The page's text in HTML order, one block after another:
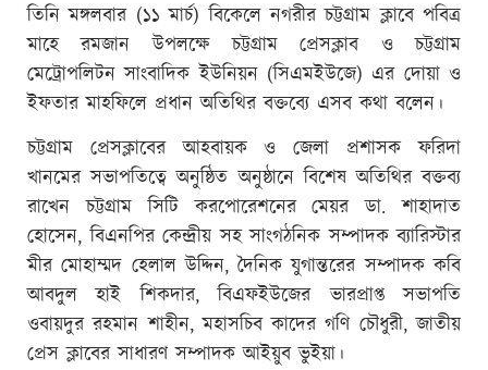
তিনি মঙ্গলবার (১১ মার্চ) বিকেলে নগরীর চট্টগ্রাম ক্লাবে পবিত্র
মাহে রমজান উপলক্ষে চট্টগ্রাম প্রেসক্লাব ও চট্টগ্রাম
মেট্রোপলিটন সাংবাদিক ইউনিয়ন (সিএমইউজে) এর দোয়া ও
ইফতার মাহফিলে প্রধান অতিথির বক্তব্যে এসব কথা বলেন।
চট্টগ্রাম প্রেসক্লাবের আহবায়ক ও জেলা প্রশাসক ফরিদা
খানমের সভাপতিত্বে অনুষ্ঠিত অনুষ্ঠানে বিশেষ অতিথির বক্তব্য
রাখেন চট্টগ্রাম সিটি করপোরেশনের মেয়র ডা. শাহাদাত
হোসেন, বিএনপির কেন্দ্রীয় সহ সাংগঠনিক সম্পাদক ব্যারিস্টার
মীর মোহাম্মদ হেলাল উদ্দিন, দৈনিক যুগান্তরের সম্পাদক কবি
আবদুল হাই শিকদার, বিএফইউজের ভারপ্রাপ্ত সভাপতি
ওবায়দুর রহমান শাহীন, মহাসচিব কাদের গণি চৌধুরী, জাতীয়
প্রেস ক্লাবের সাধারণ সম্পাদক আইয়ুব ভুইয়া।